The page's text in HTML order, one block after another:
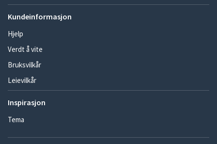
Kundeinformasjon
Hjelp
Verdt å vite
Bruksvilkår
Leievilkår
Inspirasjon
Tema